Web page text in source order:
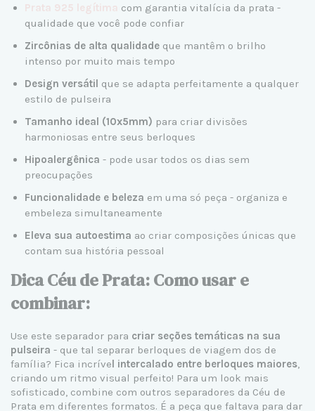
com garantia vitalícia da prata -
qualidade que você pode confiar
Zircônias de alta qualidade que mantêm o brilho
intenso por muito mais tempo
Design versátil que se adapta perfeitamente a qualquer
estilo de pulseira
Tamanho ideal (10x5mm) para criar divisões
harmoniosas entre seus berloques
Hipoalergênica - pode usar todos os dias sem
preocupações
Funcionalidade e beleza em uma só peça - organiza e
embeleza simultaneamente
Eleva sua autoestima ao criar composições únicas que
contam sua história pessoal
Dica Céu de Prata: Como usar e
combinar:
Use este separador para criar seções temáticas na sua
pulseira - que tal separar berloques de viagem dos de
família? Fica incrível intercalado entre berloques maiores,
criando um ritmo visual perfeito! Para um look mais
sofisticado, combine com outros separadores da Céu de
Prata em diferentes formatos. É a peça que faltava para dar